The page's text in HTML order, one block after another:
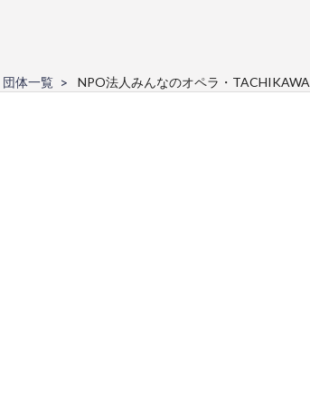
団体一覧 NPO法人みんなのオペラ・TACHIKAWA